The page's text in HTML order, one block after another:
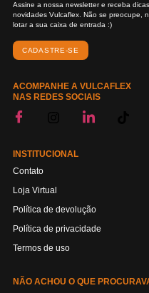
Assine a nossa newsletter e receba
novidades Vulcaflex. Não se preocupe,
lotar a sua caixa de entrada :)
CADASTRE-SE
ACOMPANHE A VULCAFLEX
NAS REDES SOCIAIS
INSTITUCIONAL
Contato
Loja Virtual
Política de devolução
Política de privacidade
Termos de uso
NÃO ACHOU O QUE